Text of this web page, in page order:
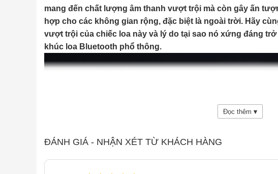
mang đến chất lượng âm thanh vượt trội mà còn gây ấn
hợp cho các không gian rộng, đặc biệt là ngoài trời. Hãy
vượt trội của chiếc loa này và lý do tại sao nó xứng đáng
khúc loa Bluetooth phổ thông.
Đọc thêm ▾
ĐÁNH GIÁ - NHẬN XÉT TỪ KHÁCH HÀNG